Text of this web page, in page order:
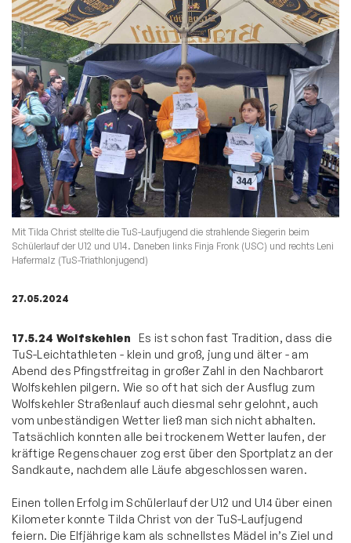
Mit Tilda Christ stellte die TuS-Laufjugend die strahlende Siegerin beim
Schülerlauf der U12 und U14. Daneben links Finja Fronk (USC) und rechts Leni
Hafermalz (TuS-Triathlonjugend)
27.05.2024
17.5.24 Wolfskehlen
Es ist schon fast Tradition, dass die
TuS-Leichtathleten - klein und groß, jung und älter - am
Abend des Pfingstfreitag in großer Zahl in den Nachbarort
Wolfskehlen pilgern. Wie so oft hat sich der Ausflug zum
Wolfskehler Straßenlauf auch diesmal sehr gelohnt, auch
vom unbeständigen Wetter ließ man sich nicht abhalten.
Tatsächlich konnten alle bei trockenem Wetter laufen, der
kräftige Regenschauer zog erst über den Sportplatz an der
Sandkaute, nachdem alle Läufe abgeschlossen waren.
Einen tollen Erfolg im Schülerlauf der U12 und U14 über einen
Kilometer konnte Tilda Christ von der TuS-Laufjugend
feiern. Die Elfjährige kam als schnellstes Mädel in’s Ziel und